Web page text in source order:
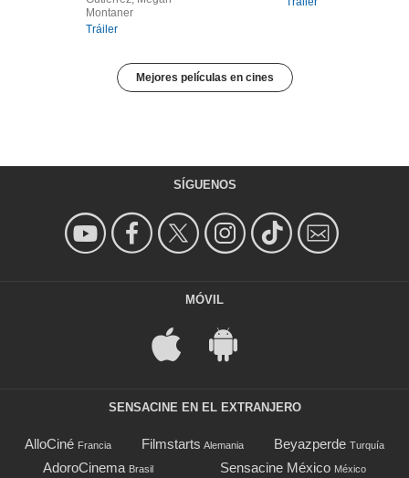
Montaner
Tráiler
Mejores películas en cines
SÍGUENOS
MÓVIL
SENSACINE EN EL EXTRANJERO
AlloCiné Francia Filmstarts Alemania Beyazperde Turquía
AdoroCinema Brasil Sensacine México México